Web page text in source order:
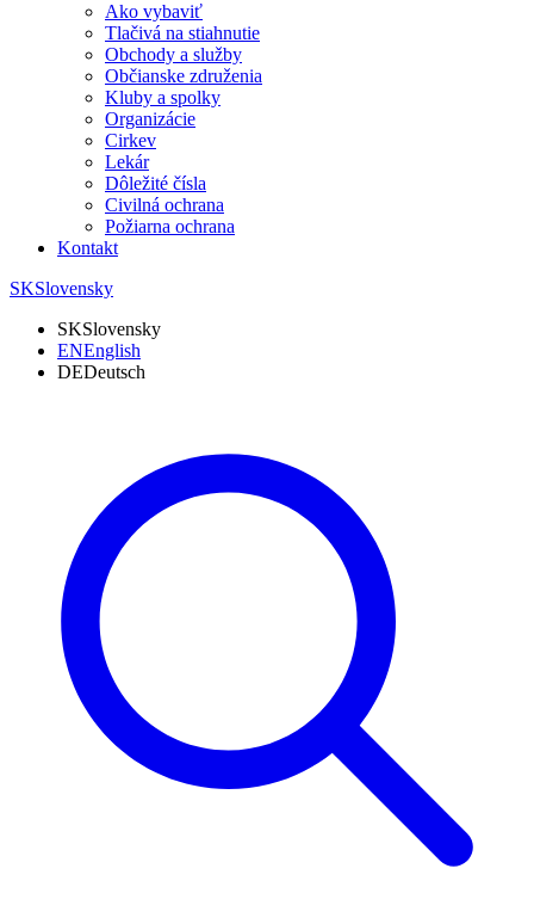
Ako vybaviť
Tlačivá na stiahnutie
Obchody a služby
Občianske združenia
Kluby a spolky
Organizácie
Cirkev
Lekár
Dôležité čísla
Civilná ochrana
Požiarna ochrana
Kontakt
SKSlovensky
SKSlovensky
ENEnglish
DEDeutsch